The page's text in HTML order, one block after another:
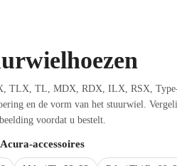
TLX, TL, MDX, RDX, ILX, RSX,
en de vorm van het stuurwiel.
voordat u bestelt.
accessoires